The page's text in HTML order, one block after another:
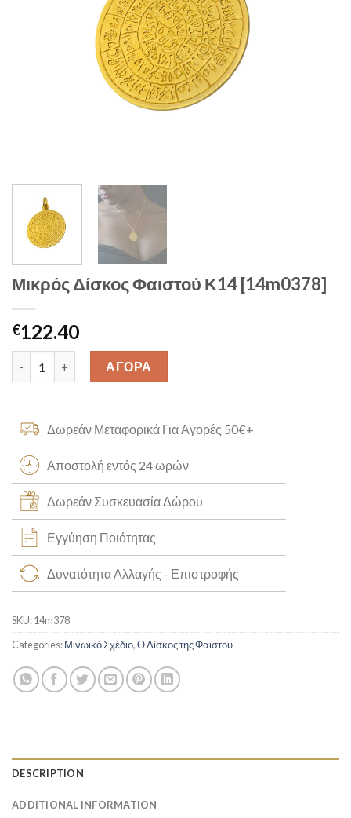
Μικρός Δίσκος Φαιστού Κ14 [14m0378]
€122.40
Μικρός Δίσκος Φαιστού Κ14 [14m0378] quantity
ΑΓΟΡΑ
Δωρεάν Μεταφορικά Για Αγορές 50€+
Αποστολή εντός 24 ωρών
Δωρεάν Συσκευασία Δώρου
Εγγύηση Ποιότητας
Δυνατότητα Αλλαγής - Επιστροφής
SKU:14m378
Categories:Μινωικό Σχέδιο,Ο Δίσκος της Φαιστού
DESCRIPTION
ADDITIONAL INFORMATION